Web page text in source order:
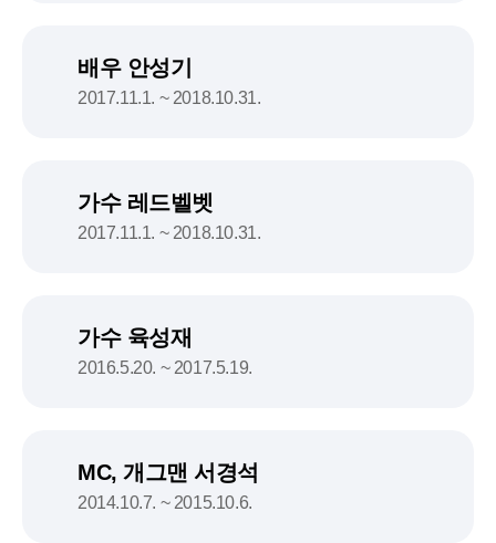
배우 안성기
2017.11.1. ~ 2018.10.31.
가수 레드벨벳
2017.11.1. ~ 2018.10.31.
가수 육성재
2016.5.20. ~ 2017.5.19.
MC, 개그맨 서경석
2014.10.7. ~ 2015.10.6.